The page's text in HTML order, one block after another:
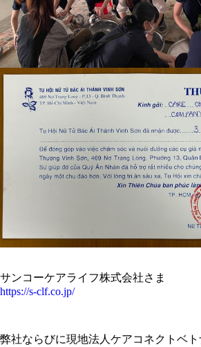
サンコーケアライフ株式会社さま
https://s-clf.co.jp/
弊社ならびに現地法人ケアコネクトベ